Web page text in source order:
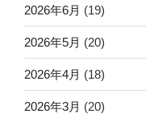
2026年6月 (19)
2026年5月 (20)
2026年4月 (18)
2026年3月 (20)